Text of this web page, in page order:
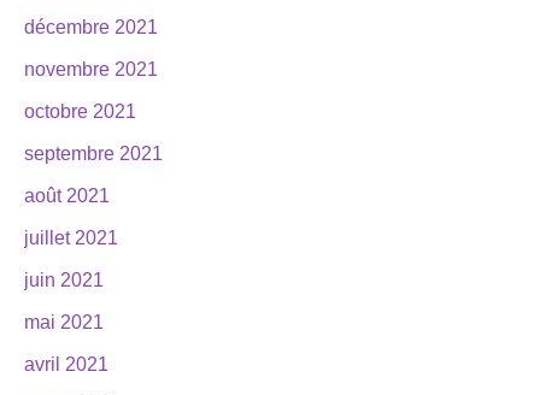
décembre 2021
novembre 2021
octobre 2021
septembre 2021
août 2021
juillet 2021
juin 2021
mai 2021
avril 2021